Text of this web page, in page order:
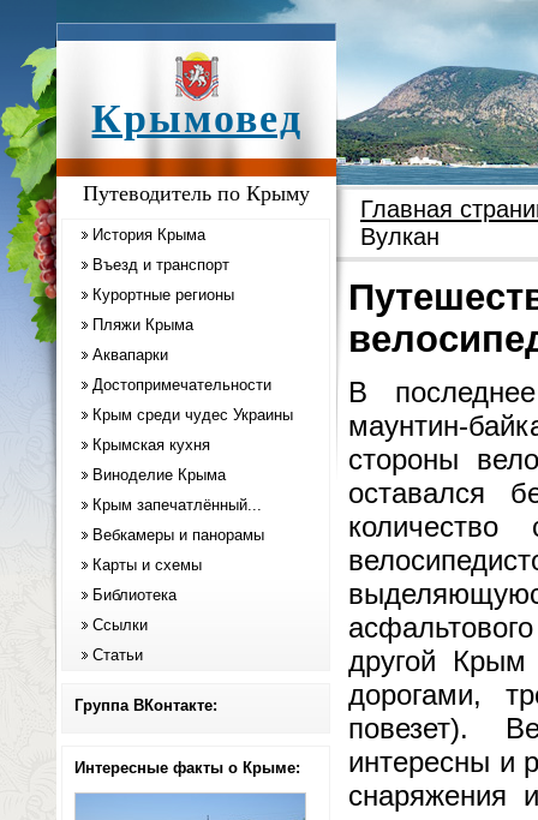
Крымовед
Путеводитель по Крыму
История Крыма
Въезд и транспорт
Курортные регионы
Пляжи Крыма
Аквапарки
Достопримечательности
Крым среди чудес Украины
Крымская кухня
Виноделие Крыма
Крым запечатлённый...
Вебкамеры и панорамы
Карты и схемы
Библиотека
Ссылки
Статьи
Группа ВКонтакте:
Интересные факты о Крыме:
Главная
Вулкан
В
маунтин-
стороны
оставался
другой
дорогами,
повезет).
интересны и
снаряжения